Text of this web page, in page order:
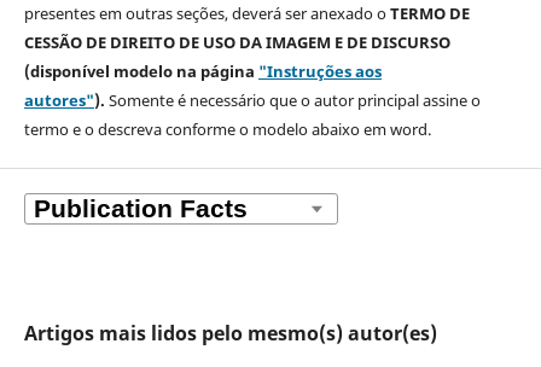
presentes em outras seções, deverá ser anexado oTERMO DE
CESSÃO DE DIREITO DE USO DA IMAGEM E DE DISCURSO
(disponível modelo na página "Instruções aos
autores"). Somente é necessário que o autor principal assine o
termo e o descrevaconforme o modelo abaixo em word.
Artigos mais lidos pelo mesmo(s) autor(es)